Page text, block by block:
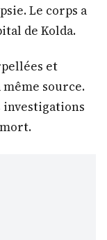
Le corps a
de Kolda.
et
même source.